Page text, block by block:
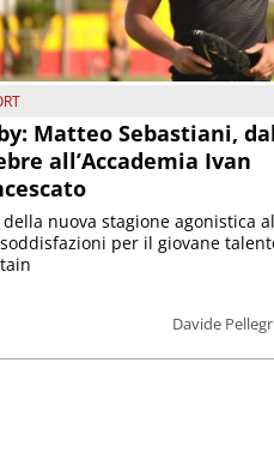
Matteo Sebastiani,
all’Accademia Ivan
Davide
nuova stagione agonistica
per il giovane